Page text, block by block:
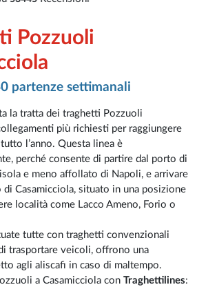
Pozzuoli
partenze settimanali
la tratta dei traghetti Pozzuoli
più richiesti per raggiungere
l’anno. Questa linea è
perché consente di partire dal porto di
e meno affollato di Napoli, e arrivare
di Casamicciola, situato in una posizione
località come Lacco Ameno, Forio o
tutte con traghetti convenzionali
trasportare veicoli, offrono una
agli aliscafi in caso di maltempo.
a Casamicciola conTraghettilines: